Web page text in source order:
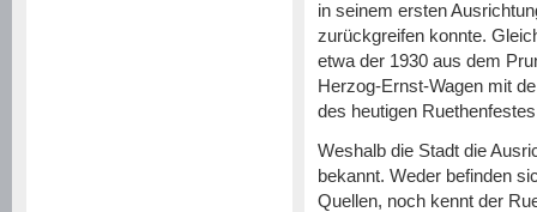
in seinem ersten
zurückgreifen konnte.
etwa der 1930 aus dem
Herzog-Ernst-Wagen mit
des heutigen
Weshalb die Stadt die
bekannt. Weder befinden
Quellen, noch kennt der